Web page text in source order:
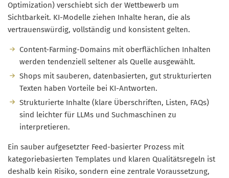
Optimization) verschiebt sich der Wettbewerb um
Sichtbarkeit. KI-Modelle ziehen Inhalte heran, die als
vertrauenswürdig, vollständig und konsistent gelten.
Content-Farming-Domains mit oberflächlichen Inhalten
werden tendenziell seltener als Quelle ausgewählt.
Shops mit sauberen, datenbasierten, gut strukturierten
Texten haben Vorteile bei KI-Antworten.
Strukturierte Inhalte (klare Überschriften, Listen, FAQs)
sind leichter für LLMs und Suchmaschinen zu
interpretieren.
Ein sauber aufgesetzter Feed-basierter Prozess mit
kategoriebasierten Templates und klaren Qualitätsregeln ist
deshalb kein Risiko, sondern eine zentrale Voraussetzung,